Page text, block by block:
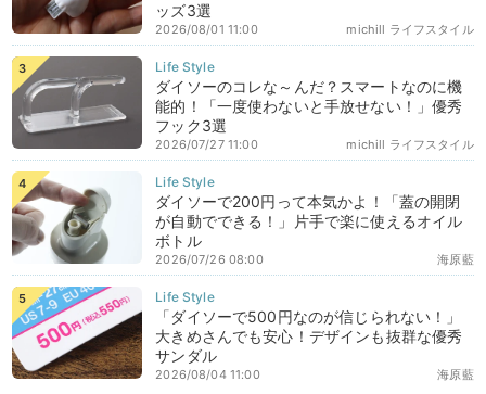
ッズ3選
michill ライフスタイル
2026/08/01 11:00
ダイソーのコレな～んだ？スマートなのに機
能的！「一度使わないと手放せない！」優秀
フック3選
michill ライフスタイル
2026/07/27 11:00
ダイソーで200円って本気かよ！「蓋の開閉
が自動でできる！」片手で楽に使えるオイル
ボトル
海原藍
2026/07/26 08:00
「ダイソーで500円なのが信じられない！」
大きめさんでも安心！デザインも抜群な優秀
サンダル
海原藍
2026/08/04 11:00